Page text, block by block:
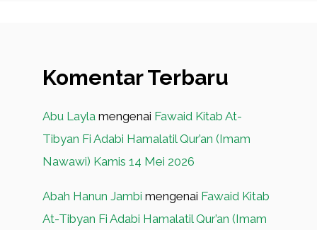
Komentar Terbaru
Abu Layla mengenai Fawaid Kitab At-
Tibyan Fi Adabi Hamalatil Qur’an (Imam
Nawawi) Kamis 14 Mei 2026
Abah Hanun Jambi mengenai Fawaid Kitab
At-Tibyan Fi Adabi Hamalatil Qur’an (Imam